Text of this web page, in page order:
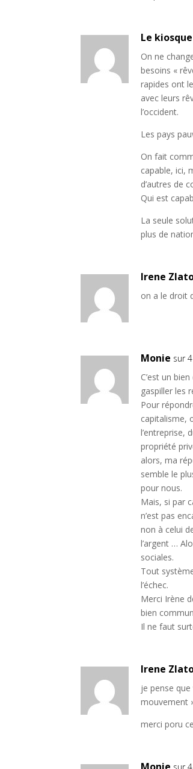
Le
On ne
besoins «
rapides ont
avec leurs
l’occident.
Les pays
On fait
capable, ici,
d’autres de
Qui est
La seule
plus de
Irene
on a le droit
Monie sur
C’est un
gaspiller les
Pour
capitalisme,
l’entreprise,
propriété
alors, ma
semble le
pour nous.
Mais, si par
n’est pas
non à celui
l’argent …
sociales.
Tout
l’échec.
Merci Irène
bien
Il ne faut
Irene
je pense
mouvement
merci poru